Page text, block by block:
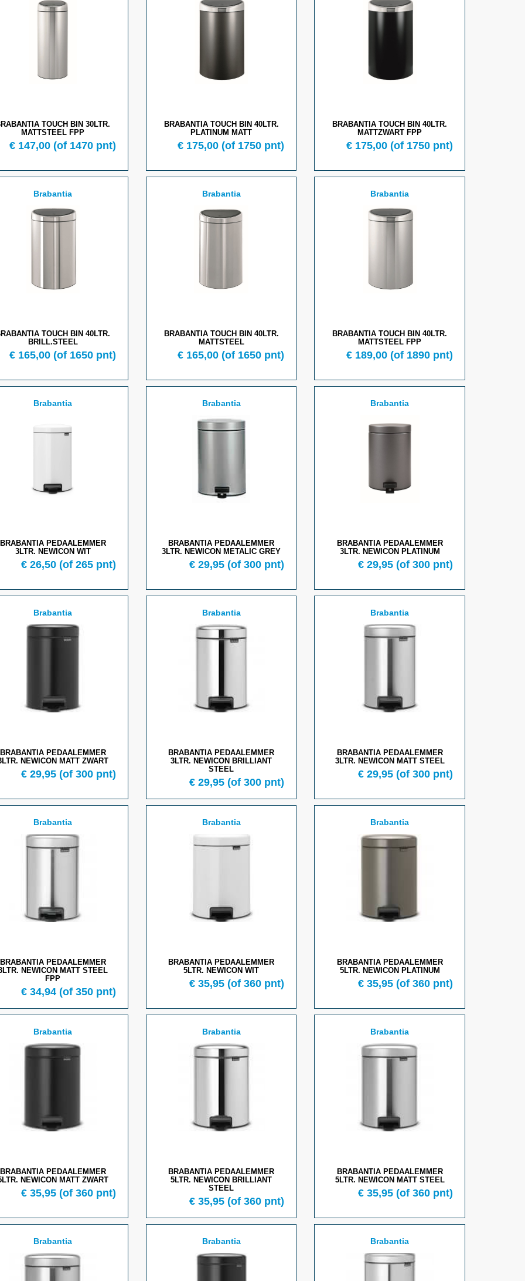
TOUCH BIN 30LTR.
MATTSTEEL FPP
€ 147,00 (of 1470 pnt)
BRABANTIA TOUCH BIN 40LTR.
PLATINUM MATT
€ 175,00(of 1750 pnt)
BRABANTIA TOUCH BIN 40LTR.
MATTZWART FPP
€ 175,00 (of 1750 pnt)
Brabantia
TOUCH BIN 40LTR.
BRILL.STEEL
€ 165,00 (of 1650 pnt)
Brabantia
BRABANTIA TOUCH BIN 40LTR.
MATTSTEEL
€ 165,00(of 1650 pnt)
Brabantia
BRABANTIA TOUCH BIN 40LTR.
MATTSTEEL FPP
€ 189,00 (of 1890 pnt)
Brabantia
BRABANTIA PEDAALEMMER
3LTR. NEWICON WIT
€ 26,50 (of 265 pnt)
Brabantia
BRABANTIA PEDAALEMMER
3LTR. NEWICON METALIC GREY
€ 29,95(of 300 pnt)
Brabantia
BRABANTIA PEDAALEMMER
3LTR. NEWICON PLATINUM
€ 29,95 (of 300 pnt)
Brabantia
BRABANTIA PEDAALEMMER
NEWICON MATT ZWART
€ 29,95 (of 300 pnt)
Brabantia
BRABANTIA PEDAALEMMER
3LTR. NEWICON BRILLIANT
STEEL
€ 29,95(of 300 pnt)
Brabantia
BRABANTIA PEDAALEMMER
3LTR. NEWICON MATT STEEL
€ 29,95 (of 300 pnt)
Brabantia
BRABANTIA PEDAALEMMER
NEWICON MATT STEEL
FPP
€ 34,94 (of 350 pnt)
Brabantia
BRABANTIA PEDAALEMMER
5LTR. NEWICON WIT
€ 35,95(of 360 pnt)
Brabantia
BRABANTIA PEDAALEMMER
5LTR. NEWICON PLATINUM
€ 35,95 (of 360 pnt)
Brabantia
BRABANTIA PEDAALEMMER
NEWICON MATT ZWART
€ 35,95 (of 360 pnt)
Brabantia
BRABANTIA PEDAALEMMER
5LTR. NEWICON BRILLIANT
STEEL
€ 35,95(of 360 pnt)
Brabantia
BRABANTIA PEDAALEMMER
5LTR. NEWICON MATT STEEL
€ 35,95 (of 360 pnt)
Brabantia Brabantia Brabantia